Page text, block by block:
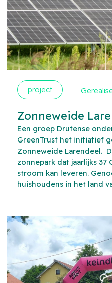
project
Zonneweide
Een groep Drutense
GreenTrust het initiatief
Zonneweide Larendeel.
zonnepark dat jaarlijks 37
stroom kan leveren.
huishoudens in het land